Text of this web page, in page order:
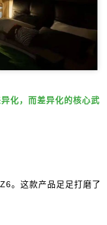
化，而差异化的核心武
。这款产品足足打磨了